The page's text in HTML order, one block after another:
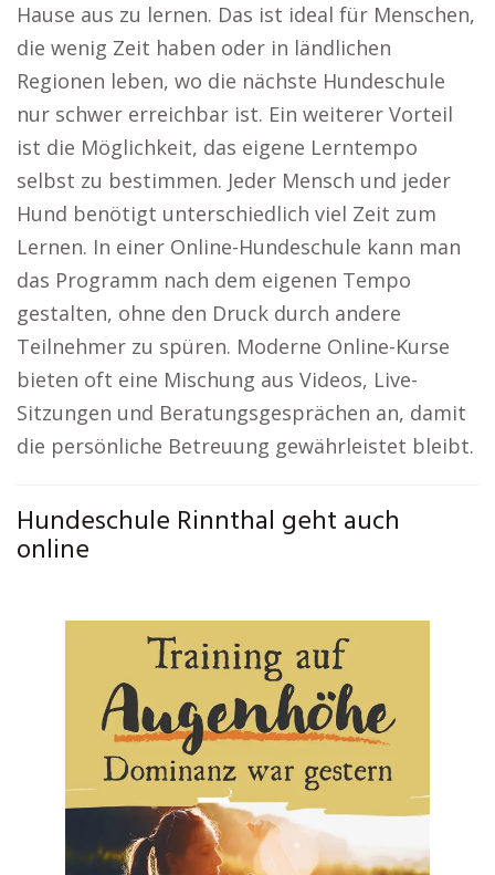
Hause aus zu lernen. Das ist ideal für Menschen,
die wenig Zeit haben oder in ländlichen
Regionen leben, wo die nächste Hundeschule
nur schwer erreichbar ist. Ein weiterer Vorteil
ist die Möglichkeit, das eigene Lerntempo
selbst zu bestimmen. Jeder Mensch und jeder
Hund benötigt unterschiedlich viel Zeit zum
Lernen. In einer Online-Hundeschule kann man
das Programm nach dem eigenen Tempo
gestalten, ohne den Druck durch andere
Teilnehmer zu spüren. Moderne Online-Kurse
bieten oft eine Mischung aus Videos, Live-
Sitzungen und Beratungsgesprächen an, damit
die persönliche Betreuung gewährleistet bleibt.
Hundeschule Rinnthal geht auch
online